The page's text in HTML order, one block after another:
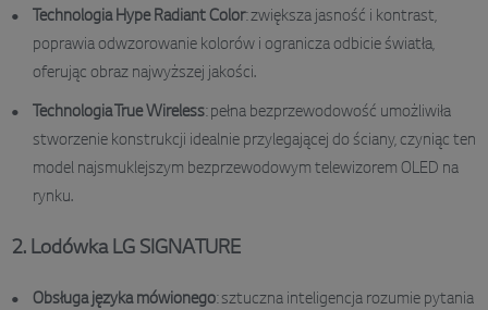
Technologia Hype Radiant Color: zwiększa jasność i kontrast,
poprawia odwzorowanie kolorów i ogranicza odbicie światła,
oferując obraz najwyższej jakości.
Technologia True Wireless: pełna bezprzewodowość umożliwiła
stworzenie konstrukcji idealnie przylegającej do ściany, czyniąc ten
model najsmuklejszym bezprzewodowym telewizorem OLED na
rynku.
2. Lodówka LG SIGNATURE
Obsługa języka mówionego: sztuczna inteligencja rozumie pytania